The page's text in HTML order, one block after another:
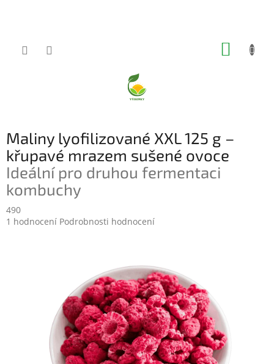
Maliny lyofilizované XXL 125 g –
křupavé mrazem sušené ovoce
Ideální pro druhou fermentaci
kombuchy
490
Průměrné
1 hodnocení Podrobnosti hodnocení